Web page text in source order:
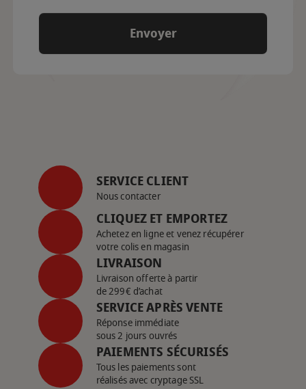
SERVICE CLIENT
Nous contacter
CLIQUEZ ET EMPORTEZ
Achetez en ligne et venez récupérer
votre colis en magasin
LIVRAISON
Livraison offerte à partir
de 299€ d’achat
SERVICE APRÈS VENTE
Réponse immédiate
sous 2 jours ouvrés
PAIEMENTS SÉCURISÉS
Tous les paiements sont
réalisés avec cryptage SSL